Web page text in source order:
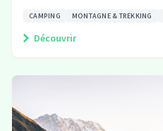
CAMPING MONTAGNE & TREKKING
Découvrir